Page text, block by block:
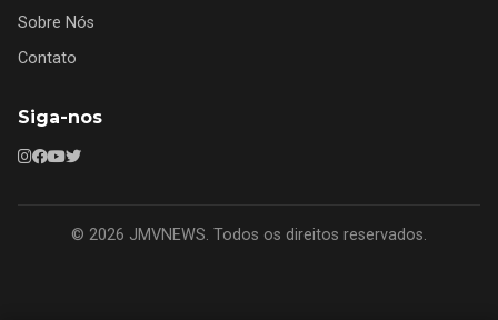
Sobre Nós
Contato
Siga-nos
© 2026 JMVNEWS. Todos os direitos reservados.